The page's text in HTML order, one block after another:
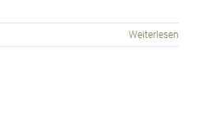
Weiterlesen